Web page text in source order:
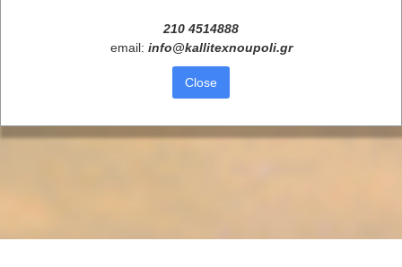
210 4514888
email: info@kallitexnoupoli.gr
Close